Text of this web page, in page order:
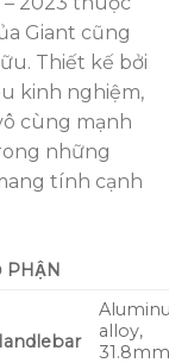
Giant cũng
Thiết kế bởi
kinh nghiệm,
cùng mạnh
những
tính cạnh
PHẬN
alloy,